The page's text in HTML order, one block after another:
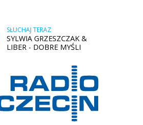
SŁUCHAJ TERAZ
SYLWIA GRZESZCZAK &
LIBER - DOBRE MYŚLI